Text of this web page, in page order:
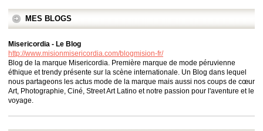
MES BLOGS
Misericordia - Le Blog
http://www.misionmisericordia.com/blogmision-fr/
Blog de la marque Misericordia. Première marque de mode péruvienne
éthique et trendy présente sur la scène internationale. Un Blog dans lequel
nous partageons les actus mode de la marque mais aussi nos coups de cœur
Art, Photographie, Ciné, Street Art Latino et notre passion pour l'aventure et le
voyage.